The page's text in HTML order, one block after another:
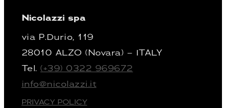
Nicolazzi spa
via P.Durio, 119
28010 ALZO (Novara) – ITALY
Tel.(+39) 0322 969672
info@nicolazzi.it
PRIVACY POLICY